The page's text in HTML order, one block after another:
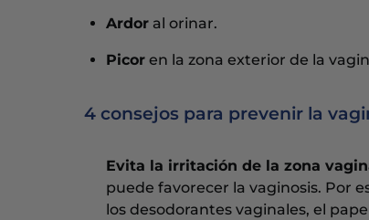
Ardor al orinar.
Picor en la zona exterior de la
4 consejos para prevenir la
Evita la irritación de la zona
puede favorecer la vaginosis. Por
los desodorantes vaginales, el